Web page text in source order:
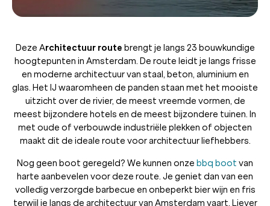
Deze Architectuur route brengt je langs 23 bouwkundige
hoogtepunten in Amsterdam. De route leidt je langs frisse
en moderne architectuur van staal, beton, aluminium en
glas. Het IJ waaromheen de panden staan met het mooiste
uitzicht over de rivier, de meest vreemde vormen, de
meest bijzondere hotels en de meest bijzondere tuinen. In
met oude of verbouwde industriële plekken of objecten
maakt dit de ideale route voor architectuur liefhebbers.
Nog geen boot geregeld? We kunnen onze bbq boot van
harte aanbevelen voor deze route. Je geniet dan van een
volledig verzorgde barbecue en onbeperkt bier wijn en fris
terwijl je langs de architectuur van Amsterdam vaart. Liever